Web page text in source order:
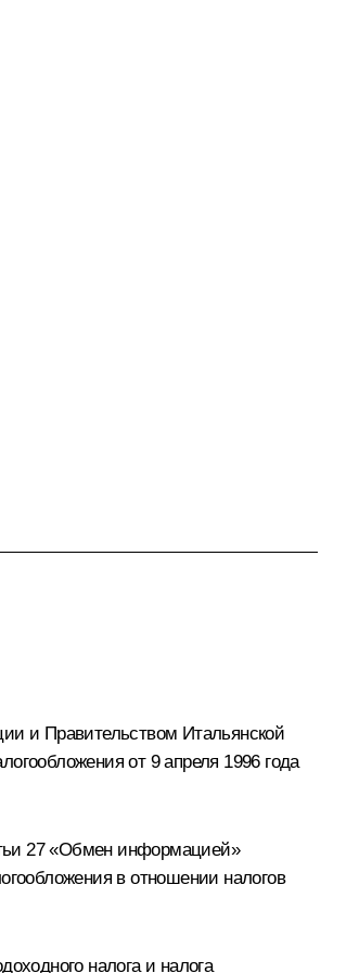
и Правительством Итальянской
от 9 апреля 1996 года
27 «Обмен информацией»
в отношении налогов
налога и налога